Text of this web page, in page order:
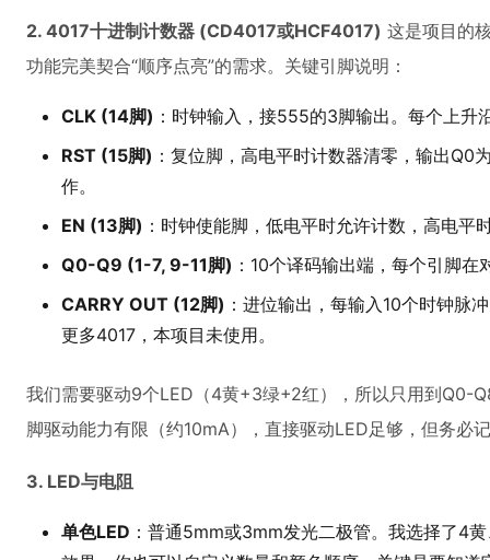
2. 4017十进制计数器 (CD4017或HCF4017) 这是项目的
功能完美契合“顺序点亮”的需求。关键引脚说明：
CLK (14脚) ：时钟输入，接555的3脚输出。每个上升
RST (15脚) ：复位脚，高电平时计数器清零，输出Q0
作。
EN (13脚) ：时钟使能脚，低电平时允许计数，高电平
Q0-Q9 (1-7, 9-11脚) ：10个译码输出端，每个引脚
CARRY OUT (12脚) ：进位输出，每输入10个时钟脉
更多4017，本项目未使用。
我们需要驱动9个LED（4黄+3绿+2红），所以只用到Q0-
脚驱动能力有限（约10mA），直接驱动LED足够，但务必
3. LED与电阻
单色LED ：普通5mm或3mm发光二极管。我选择了4